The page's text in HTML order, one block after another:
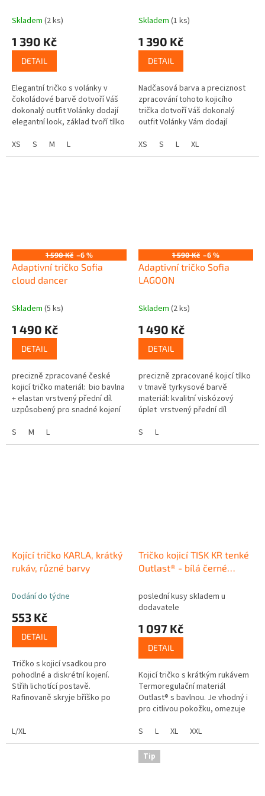
Skladem (2 ks)
1 390 Kč
DETAIL
Elegantní tričko s volánky v
čokoládové barvě dotvoří Váš
dokonalý outfit Volánky dodají
elegantní look, základ tvoří tílko
Zpracování umožní...
XS S M L
Skladem (1 ks)
1 390 Kč
DETAIL
Nadčasová barva a preciznost
zpracování tohoto kojicího
trička dotvoří Váš dokonalý
outfit Volánky Vám dodají
umožní diskrétní a pohodlné
kojení...
XS S L XL
1 590 Kč –6 %
Adaptivní tričko Sofia
cloud dancer
Skladem (5 ks)
1 490 Kč
DETAIL
precizně zpracované české
kojicí tričko materiál: bio bavlna
+ elastan vrstvený přední díl
uzpůsobený pro snadné kojení
a elegantní Pečlivě...
S M L
1 590 Kč –6 %
Adaptivní tričko Sofia
LAGOON
Skladem (2 ks)
1 490 Kč
DETAIL
precizně zpracované kojicí tílko
v tmavě tyrkysové barvě
materiál: kvalitní viskózový
úplet vrstvený přední díl
nenáročné na údržbu Výška...
S L
Kojící tričko KARLA, krátký
rukáv, různé barvy
Dodání do týdne
553 Kč
DETAIL
Tričko s kojicí vsadkou pro
pohodlné a diskrétní kojení.
Střih lichotící postavě.
Rafinovaně skryje bříško po
L/XL
Tričko kojicí TISK KR tenké
Outlast® - bílá černé
poslední kusy skladem u
dodavatele
1 097 Kč
DETAIL
Kojicí tričko s krátkým rukávem
Termoregulační materiál
Outlast® s bavlnou. Je vhodný i
pro citlivou pokožku, omezuje
faktor 50+. Skvěle sedí,...
S L XL XXL
Tip